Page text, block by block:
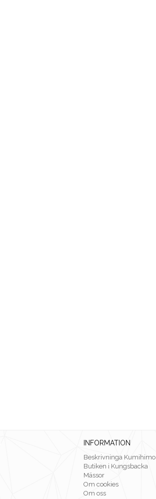
INFORMATION
Beskrivninga Kumihimo
Butiken i Kungsbacka
Mässor
Om cookies
Om oss